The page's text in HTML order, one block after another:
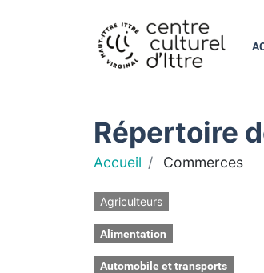
Répertoire
Accueil Commerces
Agriculteurs
Alimentation
Automobile et transports